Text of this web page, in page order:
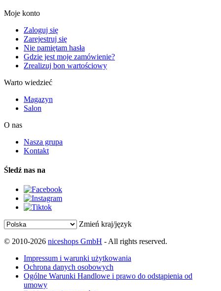
Moje konto
Zaloguj się
Zarejestruj się
Nie pamiętam hasła
Gdzie jest moje zamówienie?
Zrealizuj bon wartościowy
Warto wiedzieć
Magazyn
Salon
O nas
Nasza grupa
Kontakt
Śledź nas na
Zmień kraj/język
© 2010-2026 niceshops GmbH - All rights reserved.
Impressum i warunki użytkowania
Ochrona danych osobowych
Ogólne Warunki Handlowe i prawo do odstąpienia od
umowy